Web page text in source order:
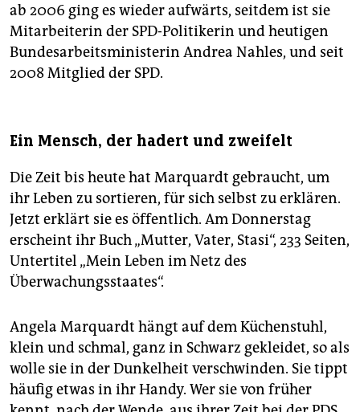
ab 2006 ging es wieder aufwärts, seitdem ist sie
Mitarbeiterin der SPD-Politikerin und heutigen
Bundesarbeitsministerin Andrea Nahles, und seit
2008 Mitglied der SPD.
Ein Mensch, der hadert und zweifelt
Die Zeit bis heute hat Marquardt gebraucht, um
ihr Leben zu sortieren, für sich selbst zu erklären.
Jetzt erklärt sie es öffentlich. Am Donnerstag
erscheint ihr Buch „Mutter, Vater, Stasi“, 233 Seiten,
Untertitel „Mein Leben im Netz des
Überwachungsstaates“.
Angela Marquardt hängt auf dem Küchenstuhl,
klein und schmal, ganz in Schwarz gekleidet, so als
wolle sie in der Dunkelheit verschwinden. Sie tippt
häufig etwas in ihr Handy. Wer sie von früher